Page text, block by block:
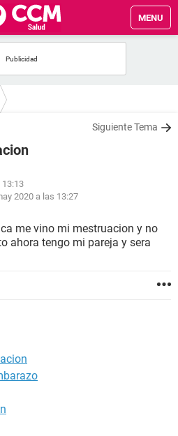
MENU
Siguiente Tema
13:13
2020 a las 13:27
me vino mi mestruacion y no
ahora tengo mi pareja y sera